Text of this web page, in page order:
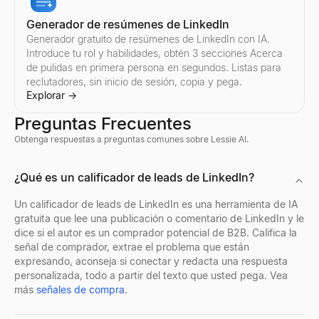
Comparar influencers de Instagram
Compare dos influencers de Instagram cualesquiera lado a
Explorar→
Comparar influencers de Twitter/X
Compare dos influencers de Twitter/X cualesquiera lado a
Explorar→
Generador de resúmenes de LinkedIn
Generador gratuito de resúmenes de LinkedIn con IA.
Introduce tu rol y habilidades, obtén 3 secciones Acerca
de pulidas en primera persona en segundos. Listas para
reclutadores, sin inicio de sesión, copia y pega.
Explorar →
Verifique listas de correo electrónico masivas gratis: elimine
Búsqueda inversa de email
Identifica al instante quién está detrás de cualquier email
Explorar→
Busque cualquier perfil de empresa al instante. Obtenga
Buscador de ubicación de empresa
Encuentre todas las ubicaciones de oficinas de cualquier
Explorar→
Descubre quién está contratando ahora mismo: un feed en
Puntuador de CV Gratuito
Puntúa tu currículum al instante con nuestro verificador ATS
Explorar→
Previsualiza avatares, banners, nombres de usuario e
Visor de Perfiles de Facebook
Introduce un nombre, nombre de usuario o URL de perfil de
Explorar→
Preguntas Frecuentes
Obtenga respuestas a preguntas comunes sobre Lessie AI.
¿Qué es un calificador de leads de LinkedIn?
Un calificador de leads de LinkedIn es una herramienta de IA
gratuita que lee una publicación o comentario de LinkedIn y le
dice si el autor es un comprador potencial de B2B. Califica la
señal de comprador, extrae el problema que están
expresando, aconseja si conectar y redacta una respuesta
personalizada, todo a partir del texto que usted pega. Vea
más señales de compra.